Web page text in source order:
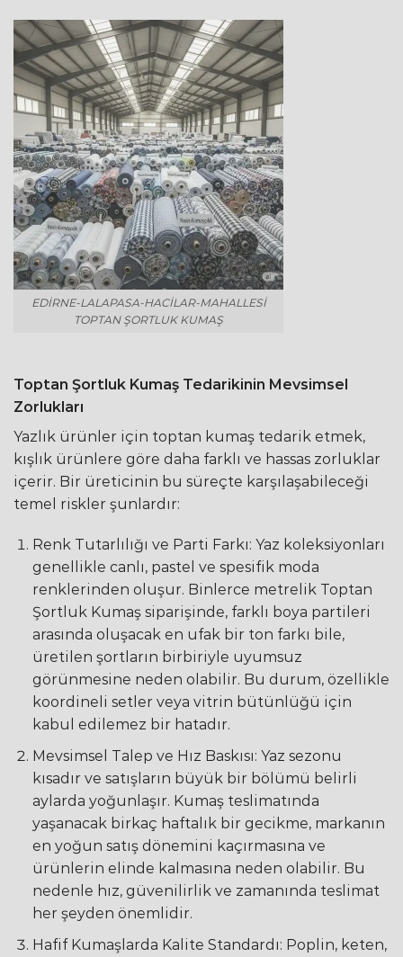
EDIRNE-LALAPASA-HACILAR-MAHALLESI
TOPTAN ŞORTLUK KUMAŞ
Toptan Şortluk Kumaş Tedarikinin Mevsimsel
Zorlukları
Yazlık ürünler için toptan kumaş tedarik etmek,
kışlık ürünlere göre daha farklı ve hassas zorluklar
içerir. Bir üreticinin bu süreçte karşılaşabileceği
temel riskler şunlardır:
Renk Tutarlılığı ve Parti Farkı: Yaz koleksiyonları
genellikle canlı, pastel ve spesifik moda
renklerinden oluşur. Binlerce metrelik Toptan
Şortluk Kumaş siparişinde, farklı boya partileri
arasında oluşacak en ufak bir ton farkı bile,
üretilen şortların birbiriyle uyumsuz
görünmesine neden olabilir. Bu durum, özellikle
koordineli setler veya vitrin bütünlüğü için
kabul edilemez bir hatadır.
Mevsimsel Talep ve Hız Baskısı: Yaz sezonu
kısadır ve satışların büyük bir bölümü belirli
aylarda yoğunlaşır. Kumaş teslimatında
yaşanacak birkaç haftalık bir gecikme, markanın
en yoğun satış dönemini kaçırmasına ve
ürünlerin elinde kalmasına neden olabilir. Bu
nedenle hız, güvenilirlik ve zamanında teslimat
her şeyden önemlidir.
Hafif Kumaşlarda Kalite Standardı: Poplin, keten,